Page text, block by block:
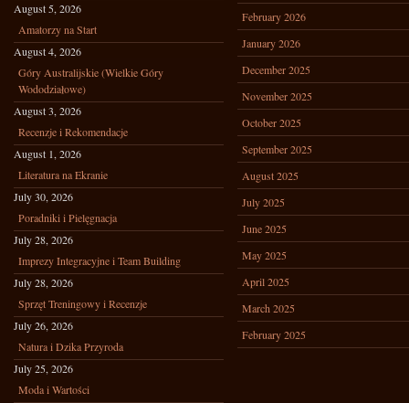
August 5, 2026
Amatorzy na Start
August 4, 2026
Góry Australijskie (Wielkie Góry
Wododziałowe)
August 3, 2026
Recenzje i Rekomendacje
August 1, 2026
Literatura na Ekranie
July 30, 2026
Poradniki i Pielęgnacja
July 28, 2026
Imprezy Integracyjne i Team Building
July 28, 2026
Sprzęt Treningowy i Recenzje
July 26, 2026
Natura i Dzika Przyroda
July 25, 2026
Moda i Wartości
February 2026
January 2026
December 2025
November 2025
October 2025
September 2025
August 2025
July 2025
June 2025
May 2025
April 2025
March 2025
February 2025